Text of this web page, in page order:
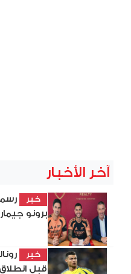
آخر الأخبار
خبر
برونو
خبر
قبل